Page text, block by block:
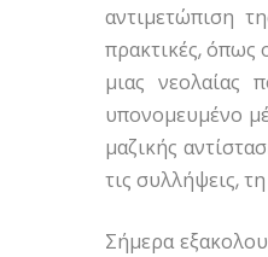
αντιμετώπιση
πρακτικές, όπως
μιας νεολαίας
υπονομευμένο
μαζικής
τις συλλήψεις,
Σήμερα